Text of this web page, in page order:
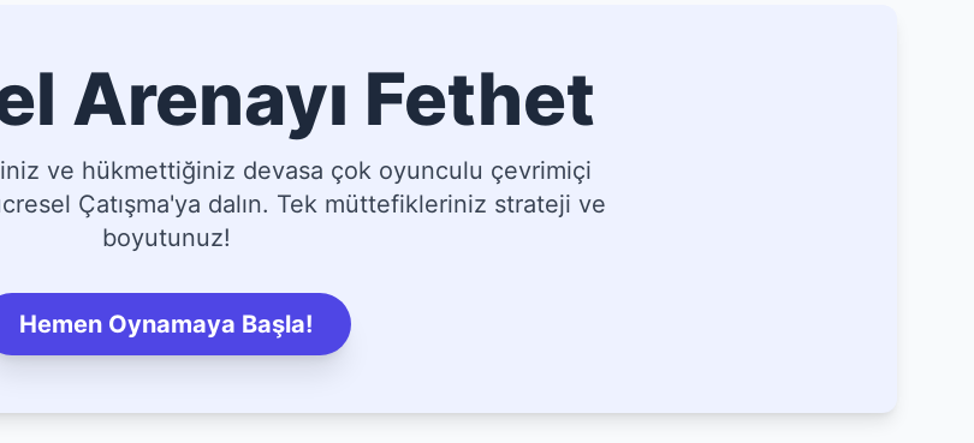
Arenayı Fethet
ve hükmettiğiniz devasa çok oyunculu çevrimiçi
Çatışma'ya dalın. Tek müttefikleriniz strateji ve
boyutunuz!
Hemen Oynamaya Başla!